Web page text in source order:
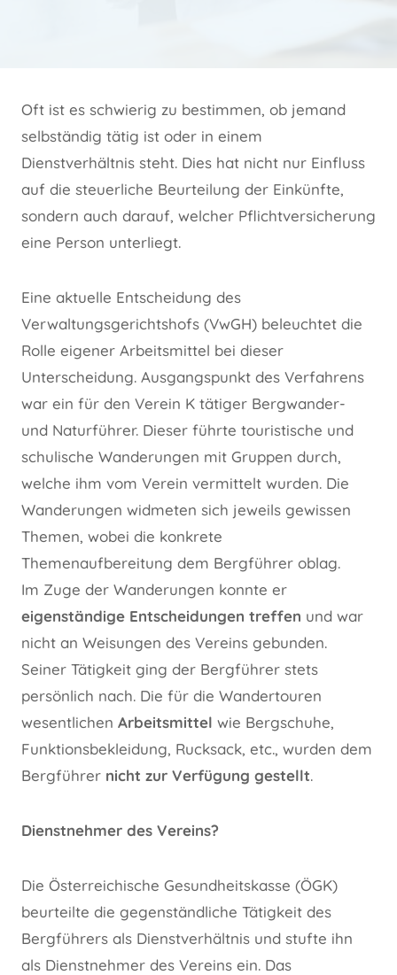
Oft ist es schwierig zu bestimmen, ob jemand
selbständig tätig ist oder in einem
Dienstverhältnis steht. Dies hat nicht nur Einfluss
auf die steuerliche Beurteilung der Einkünfte,
sondern auch darauf, welcher Pflichtversicherung
eine Person unterliegt.
Eine aktuelle Entscheidung des
Verwaltungsgerichtshofs (VwGH) beleuchtet die
Rolle eigener Arbeitsmittel bei dieser
Unterscheidung. Ausgangspunkt des Verfahrens
war ein für den Verein K tätiger Bergwander-
und Naturführer. Dieser führte touristische und
schulische Wanderungen mit Gruppen durch,
welche ihm vom Verein vermittelt wurden. Die
Wanderungen widmeten sich jeweils gewissen
Themen, wobei die konkrete
Themenaufbereitung dem Bergführer oblag.
Im Zuge der Wanderungen konnte er
eigenständige Entscheidungen treffen und war
nicht an Weisungen des Vereins gebunden.
Seiner Tätigkeit ging der Bergführer stets
persönlich nach. Die für die Wandertouren
wesentlichen Arbeitsmittel wie Bergschuhe,
Funktionsbekleidung, Rucksack, etc., wurden dem
Bergführer nicht zur Verfügung gestellt.
Dienstnehmer des Vereins?
Die Österreichische Gesundheitskasse (ÖGK)
beurteilte die gegenständliche Tätigkeit des
Bergführers als Dienstverhältnis und stufte ihn
als Dienstnehmer des Vereins ein. Das